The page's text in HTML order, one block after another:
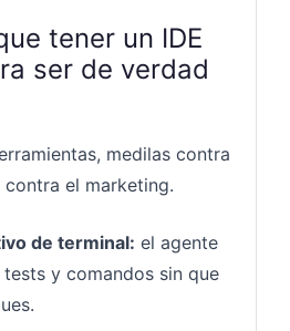
tener un IDE
ser de verdad
medilas contra
el marketing.
de terminal: el agente
y comandos sin que